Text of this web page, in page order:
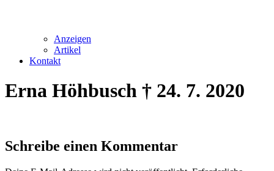
Anzeigen
Artikel
Kontakt
Erna Höhbusch † 24. 7. 2020
Schreibe einen Kommentar